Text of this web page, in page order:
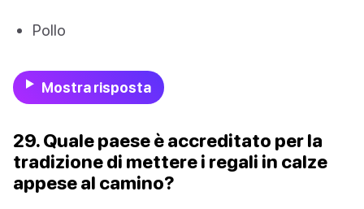
Pollo
Mostra risposta
29. Quale paese è accreditato per la
tradizione di mettere i regali in calze
appese al camino?